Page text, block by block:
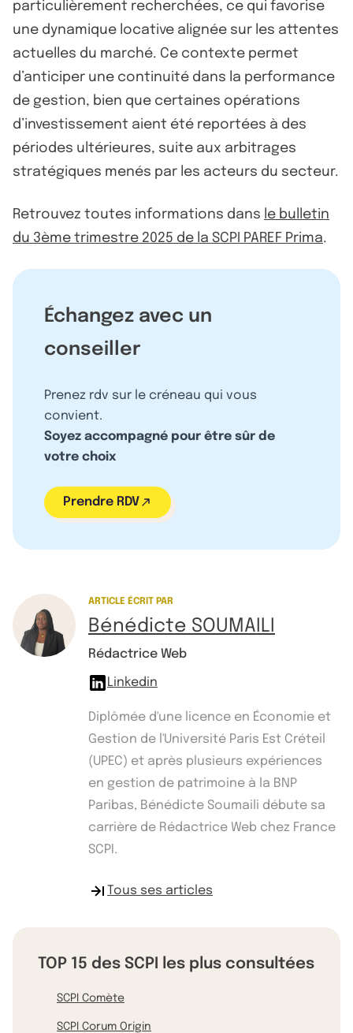
particulièrement recherchées, ce qui favorise
une dynamique locative alignée sur les attentes
actuelles du marché. Ce contexte permet
d’anticiper une continuité dans la performance
de gestion, bien que certaines opérations
d’investissement aient été reportées à des
périodes ultérieures, suite aux arbitrages
stratégiques menés par les acteurs du secteur.
Retrouvez toutes informations dans le bulletin
du 3ème trimestre 2025 de la SCPI PAREF Prima.
Échangez avec un
conseiller
Prenez rdv sur le créneau qui vous
convient.
Soyez accompagné pour être sûr de
votre choix
Prendre RDV
ARTICLE ÉCRIT PAR
Bénédicte SOUMAILI
Rédactrice Web
Linkedin
Diplômée d'une licence en Économie et
Gestion de l'Université Paris Est Créteil
(UPEC) et après plusieurs expériences
en gestion de patrimoine à la BNP
Paribas, Bénédicte Soumaili débute sa
carrière de Rédactrice Web chez France
SCPI.
Tous ses articles
TOP 15 des SCPI les plus consultées
SCPI Comète
SCPI Corum Origin